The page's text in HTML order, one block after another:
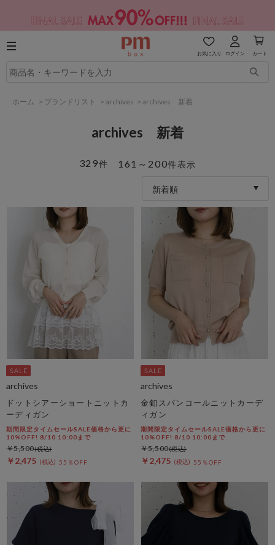
お気に入り ログイン カート
ホーム > ブランドリスト > archives > archives 新着
archives 新着
161～200件表示
329件
新着順
archives
ドットシアーショートニットカ
ーディガン
期間限定タイムセールSALE価格から更に
10%OFF! 8/10 10:00まで
￥5,500
￥2,475 55％OFF
archives
金釦スパンコールニットカーデ
ィガン
期間限定タイムセールSALE価格から更に
10%OFF! 8/10 10:00まで
￥5,500
￥2,475 55％OFF